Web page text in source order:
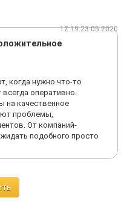
12:19 23.05.2020
когда нужно что-то
оперативно.
на качественное
проблемы,
От компаний-
подобного просто